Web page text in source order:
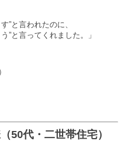
”と言われたのに、
”と言ってくれました。」
50代・二世帯住宅）